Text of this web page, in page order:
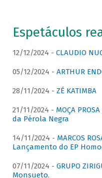
Espetáculos
12/12/2024 - CLAUDIO
05/12/2024 - ARTHUR
28/11/2024 - ZÉ KATIMBA
21/11/2024 - MOÇA
da Pérola Negra
14/11/2024 - MARCOS
Lançamento do EP
07/11/2024 - GRUPO
Monsueto.